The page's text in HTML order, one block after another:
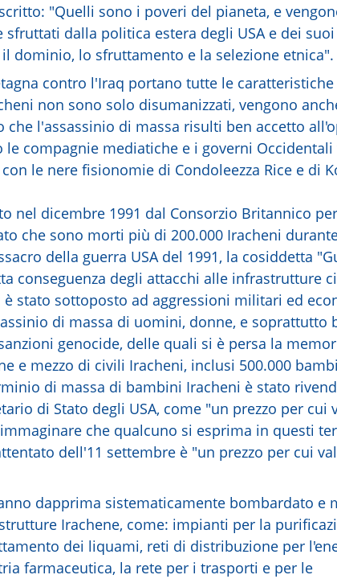
"Quelli sono i poveri del pianeta, e
dalla politica estera degli USA e dei
dominio, lo sfruttamento e la selezione etnica".
contro l'Iraq portano tutte le caratteristiche
non sono solo disumanizzati, vengono
l'assassinio di massa risulti ben accetto
compagnie mediatiche e i governi Occidentali
le nere fisionomie di Condoleezza Rice e di
nel dicembre 1991 dal Consorzio Britannico per
che sono morti più di 200.000 Iracheni
della guerra USA del 1991, la cosiddetta
conseguenza degli attacchi alle infrastrutture
stato sottoposto ad aggressioni militari ed
di massa di uomini, donne, e soprattutto
genocide, delle quali si è persa la
e mezzo di civili Iracheni, inclusi 500.000
di massa di bambini Iracheni è stato
di Stato degli USA, come "un prezzo per cui
che qualcuno si esprima in questi
dell'11 settembre è "un prezzo per cui
dapprima sistematicamente bombardato e
Irachene, come: impianti per la
dei liquami, reti di distribuzione per
farmaceutica, la rete per i trasporti e per le